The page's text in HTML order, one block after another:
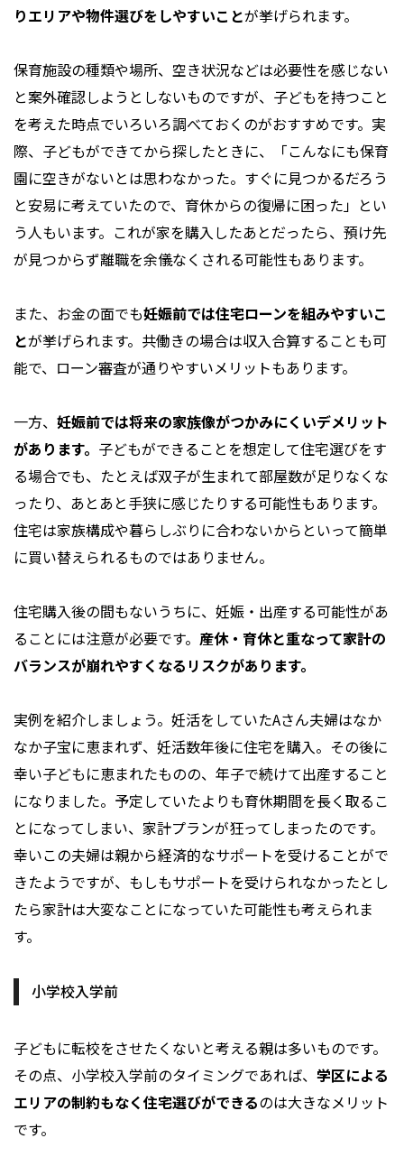
りエリアや物件選びをしやすいことが挙げられます。
保育施設の種類や場所、空き状況などは必要性を感じない
と案外確認しようとしないものですが、子どもを持つこと
を考えた時点でいろいろ調べておくのがおすすめです。実
際、子どもができてから探したときに、「こんなにも保育
園に空きがないとは思わなかった。すぐに見つかるだろう
と安易に考えていたので、育休からの復帰に困った」とい
う人もいます。これが家を購入したあとだったら、預け先
が見つからず離職を余儀なくされる可能性もあります。
また、お金の面でも妊娠前では住宅ローンを組みやすいこ
とが挙げられます。共働きの場合は収入合算することも可
能で、ローン審査が通りやすいメリットもあります。
一方、 妊娠前では将来の家族像がつかみにくいデメリット
があります。 子どもができることを想定して住宅選びをす
る場合でも、たとえば双子が生まれて部屋数が足りなくな
ったり、あとあと手狭に感じたりする可能性もあります。
住宅は家族構成や暮らしぶりに合わないからといって簡単
に買い替えられるものではありません。
住宅購入後の間もないうちに、妊娠・出産する可能性があ
ることには注意が必要です。 産休・育休と重なって家計の
バランスが崩れやすくなるリスクがあります。
実例を紹介しましょう。妊活をしていたAさん夫婦はなか
なか子宝に恵まれず、妊活数年後に住宅を購入。その後に
幸い子どもに恵まれたものの、年子で続けて出産すること
になりました。予定していたよりも育休期間を長く取るこ
とになってしまい、家計プランが狂ってしまったのです。
幸いこの夫婦は親から経済的なサポートを受けることがで
きたようですが、もしもサポートを受けられなかったとし
たら家計は大変なことになっていた可能性も考えられま
す。
小学校入学前
子どもに転校をさせたくないと考える親は多いものです。
その点、小学校入学前のタイミングであれば、 学区による
エリアの制約もなく住宅選びができるのは大きなメリット
です。